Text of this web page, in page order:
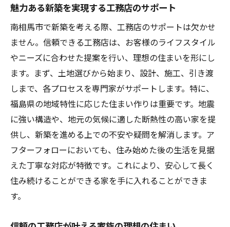
魅力ある新築を実現する工務店のサポート
南相馬市で新築を考える際、工務店のサポートは欠かせ
ません。信頼できる工務店は、お客様のライフスタイル
やニーズに合わせた提案を行い、理想の住まいを形にし
ます。まず、土地選びから始まり、設計、施工、引き渡
しまで、各プロセスを専門家がサポートします。特に、
福島県の地域特性に応じた住まい作りは重要です。地震
に強い構造や、地元の気候に適した断熱性の高い家を提
供し、新築を進める上での不安や疑問を解消します。ア
フターフォローにおいても、住み始めた後の生活を見据
えた丁寧な対応が特徴です。これにより、安心して長く
住み続けることができる家を手に入れることができま
す。